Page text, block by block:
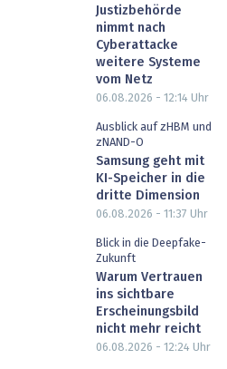
Justizbehörde
nimmt nach
Cyberattacke
weitere Systeme
vom Netz
06.08.2026 - 12:14 Uhr
Ausblick auf zHBM und
zNAND-O
Samsung geht mit
KI-Speicher in die
dritte Dimension
06.08.2026 - 11:37 Uhr
Blick in die Deepfake-
Zukunft
Warum Vertrauen
ins sichtbare
Erscheinungsbild
nicht mehr reicht
06.08.2026 - 12:24 Uhr